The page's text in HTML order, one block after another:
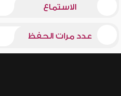
الاستماع
عدد مرات الحفظ